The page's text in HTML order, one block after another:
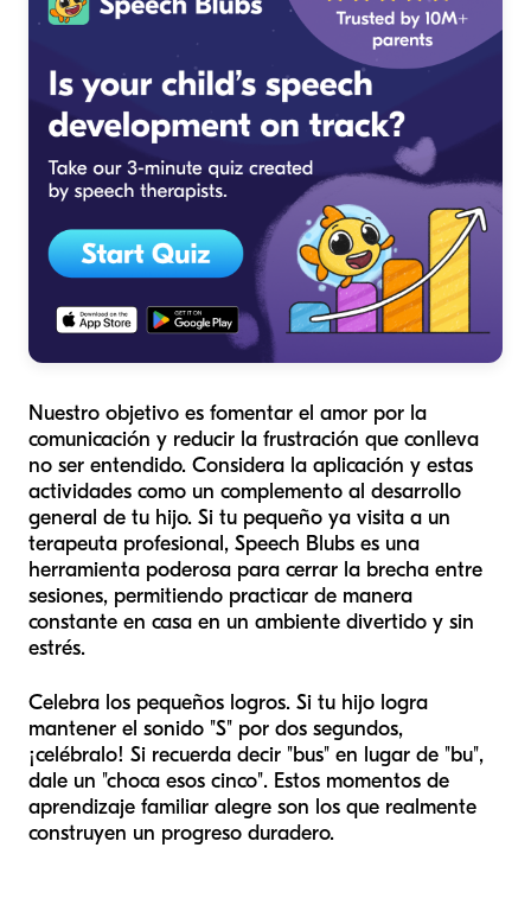
Nuestro objetivo es fomentar el amor por la
comunicación y reducir la frustración que conlleva
no ser entendido. Considera la aplicación y estas
actividades como un complemento al desarrollo
general de tu hijo. Si tu pequeño ya visita a un
terapeuta profesional, Speech Blubs es una
herramienta poderosa para cerrar la brecha entre
sesiones, permitiendo practicar de manera
constante en casa en un ambiente divertido y sin
estrés.
Celebra los pequeños logros. Si tu hijo logra
mantener el sonido "S" por dos segundos,
¡celébralo! Si recuerda decir "bus" en lugar de "bu",
dale un "choca esos cinco". Estos momentos de
aprendizaje familiar alegre son los que realmente
construyen un progreso duradero.